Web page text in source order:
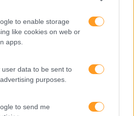
to enable storage
like cookies on web or
apps.
user data to be sent to
purposes.
to send me